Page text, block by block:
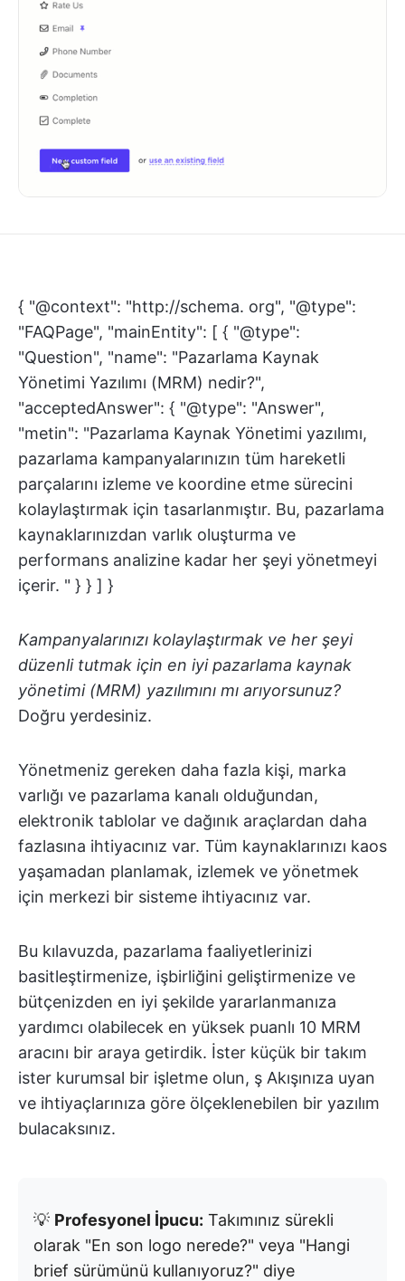
{ "@context": "http://schema. org", "@type":
"FAQPage", "mainEntity": [ { "@type":
"Question", "name": "Pazarlama Kaynak
Yönetimi Yazılımı (MRM) nedir?",
"acceptedAnswer": { "@type": "Answer",
"metin": "Pazarlama Kaynak Yönetimi yazılımı,
pazarlama kampanyalarınızın tüm hareketli
parçalarını izleme ve koordine etme sürecini
kolaylaştırmak için tasarlanmıştır. Bu, pazarlama
kaynaklarınızdan varlık oluşturma ve
performans analizine kadar her şeyi yönetmeyi
içerir. " } } ] }
Kampanyalarınızı kolaylaştırmak ve her şeyi
düzenli tutmak için en iyi pazarlama kaynak
yönetimi (MRM) yazılımını mı arıyorsunuz?
Doğru yerdesiniz.
Yönetmeniz gereken daha fazla kişi, marka
varlığı ve pazarlama kanalı olduğundan,
elektronik tablolar ve dağınık araçlardan daha
fazlasına ihtiyacınız var. Tüm kaynaklarınızı kaos
yaşamadan planlamak, izlemek ve yönetmek
için merkezi bir sisteme ihtiyacınız var.
Bu kılavuzda, pazarlama faaliyetlerinizi
basitleştirmenize, işbirliğini geliştirmenize ve
bütçenizden en iyi şekilde yararlanmanıza
yardımcı olabilecek en yüksek puanlı 10 MRM
aracını bir araya getirdik. İster küçük bir takım
ister kurumsal bir işletme olun, ş Akışınıza uyan
ve ihtiyaçlarınıza göre ölçeklenebilen bir yazılım
bulacaksınız.
💡 Profesyonel İpucu: Takımınız sürekli
olarak "En son logo nerede?" veya "Hangi
brief sürümünü kullanıyoruz?" diye